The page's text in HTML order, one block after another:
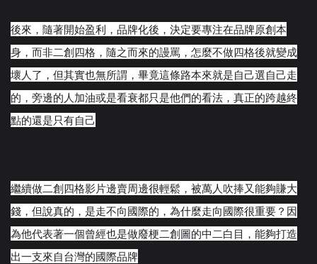
後來，隨著開始盈利，品牌化後，決定要專注在品牌原創本
身，而非二創四格，隨之而來的謾罵，怎麼不做四格後就變成
壞人了，但其實也無所謂，畢竟這條路本來就是自己選自己走
的，旁邊的人加油或是看衰都只是他們的看法，真正的跨越終
點的還是只有自己
繼續做二創四格影片邊賣周邊很輕鬆，被萬人吹捧又能夠賺大
錢，但說真的，是走不向國際的，為什麼走向國際很重要 ？因
為他代表著一個曾經也是做廢梗二創圖的中二白目，能夠打造
出一支來自台灣的國際品牌